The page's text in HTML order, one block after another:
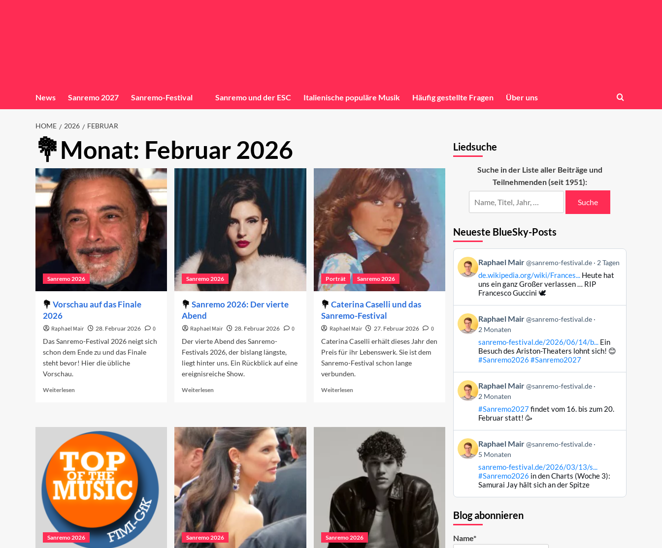
News Sanremo 2027 Sanremo-Festival Sanremo und der ESC Italienische populäre Musik Häufig gestellte Fragen Über uns
HOME 2026 FEBRUAR
Monat: Februar 2026
Sanremo 2026
Vorschau auf das Finale
2026
Raphael Mair 28. Februar 2026
0
Das Sanremo-Festival 2026 neigt sich
schon dem Ende zu und das Finale
steht bevor! Hier die übliche
Vorschau.
Weiterlesen
auf
das
2026
Sanremo 2026
Sanremo 2026: Der vierte
Abend
Raphael Mair 28. Februar 2026
0
Der vierte Abend des Sanremo-
Festivals 2026, der bislang längste,
liegt hinter uns. Ein Rückblick auf eine
ereignisreiche Show.
Weiterlesen
2026:
Der
vierte
Abend
Porträt Sanremo 2026
Caterina Caselli und das
Sanremo-Festival
Raphael Mair 27. Februar 2026
0
Caterina Caselli erhält dieses Jahr den
Preis für ihr Lebenswerk. Sie ist dem
Sanremo-Festival schon lange
verbunden.
WeiterlesenRead
Caselli
das
Sanremo-
Festival
Sanremo 2026 Sanremo 2026 Sanremo 2026
Liedsuche
Suche in der Liste aller Beiträge und
Teilnehmenden (seit 1951):
Suche
Neueste BlueSky-Posts
Beitrag
von
Raphael
ansehen
Raphael Mair @sanremo-festival.de 2 Tagen
de.wikipedia.org/wiki/Frances...Heute hat
uns ein ganz Großer verlassen … RIP
Francesco Guccini 🕊️
Beitrag
von
Raphael
Raphael Mair @sanremo-festival.de
2 Monaten
sanremo-festival.de/2026/06/14/b...Ein
Besuch des Ariston-Theaters lohnt sich! 😊
#Sanremo2026 #Sanremo2027
Beitrag
von
Raphael
Bluesky
ansehen
Raphael Mair @sanremo-festival.de
2 Monaten
#Sanremo2027findet vom 16. bis zum 20.
Februar statt! 🥳
Beitrag
von
Raphael
Raphael Mair @sanremo-festival.de
5 Monaten
sanremo-festival.de/2026/03/13/s...
#Sanremo2026 in den Charts (Woche 3):
Samurai Jay hält sich an der Spitze
Blog abonnieren
Name*